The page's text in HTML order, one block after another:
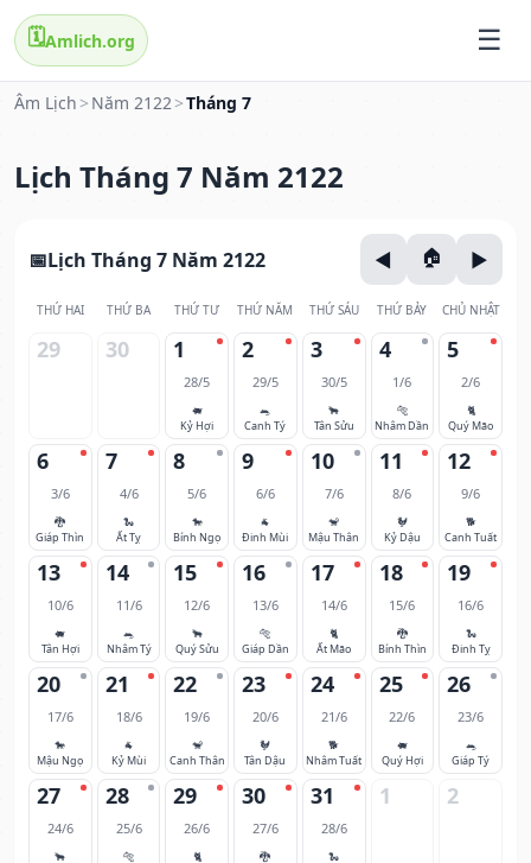
🗓️Amlich.org
Âm Lịch > Năm 2122>Tháng 7
Lịch Tháng 7 Năm 2122
Lịch Tháng 7 Năm 2122
THỨ HAI THỨ BA THỨ TƯ THỨ NĂM THỨ SÁU THỨ BẢY CHỦ NHẬT
29 30 1
28/5
🐖
Kỷ Hợi
2
29/5
🐀
Canh Tý
3
30/5
🐂
Tân Sửu
4
1/6
🐅
Nhâm Dần
5
2/6
🐈
Quý Mão
6
3/6
🐉
Giáp Thìn
7
4/6
🐍
Ất Tỵ
8
5/6
🐎
Bính Ngọ
9
6/6
🐐
Đinh Mùi
10
7/6
🐒
Mậu Thân
11
8/6
🐓
Kỷ Dậu
12
9/6
🐕
Canh Tuất
13
10/6
🐖
Tân Hợi
14
11/6
🐀
Nhâm Tý
15
12/6
🐂
Quý Sửu
16
13/6
🐅
Giáp Dần
17
14/6
🐈
Ất Mão
18
15/6
🐉
Bính Thìn
19
16/6
🐍
Đinh Tỵ
20
17/6
🐎
Mậu Ngọ
21
18/6
🐐
Kỷ Mùi
22
19/6
🐒
Canh Thân
23
20/6
🐓
Tân Dậu
24
21/6
🐕
Nhâm Tuất
25
22/6
🐖
Quý Hợi
26
23/6
🐀
Giáp Tý
27
24/6
🐂
28
25/6
🐅
29
26/6
🐈
30
27/6
🐉
31
28/6
🐍
1 2